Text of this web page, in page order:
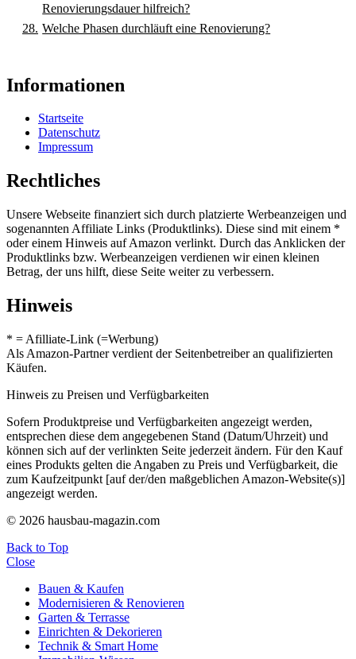
Renovierungsdauer hilfreich?
Welche Phasen durchläuft eine Renovierung?
Informationen
Startseite
Datenschutz
Impressum
Rechtliches
Unsere Webseite finanziert sich durch platzierte Werbeanzeigen und
sogenannten Affiliate Links (Produktlinks). Diese sind mit einem *
oder einem Hinweis auf Amazon verlinkt. Durch das Anklicken der
Produktlinks bzw. Werbeanzeigen verdienen wir einen kleinen
Betrag, der uns hilft, diese Seite weiter zu verbessern.
Hinweis
* = Afilliate-Link (=Werbung)
Als Amazon-Partner verdient der Seitenbetreiber an qualifizierten
Käufen.
Hinweis zu Preisen und Verfügbarkeiten
Sofern Produktpreise und Verfügbarkeiten angezeigt werden,
entsprechen diese dem angegebenen Stand (Datum/Uhrzeit) und
können sich auf der verlinkten Seite jederzeit ändern. Für den Kauf
eines Produkts gelten die Angaben zu Preis und Verfügbarkeit, die
zum Kaufzeitpunkt [auf der/den maßgeblichen Amazon-Website(s)]
angezeigt werden.
© 2026 hausbau-magazin.com
Back to Top
Close
Bauen & Kaufen
Modernisieren & Renovieren
Garten & Terrasse
Einrichten & Dekorieren
Technik & Smart Home